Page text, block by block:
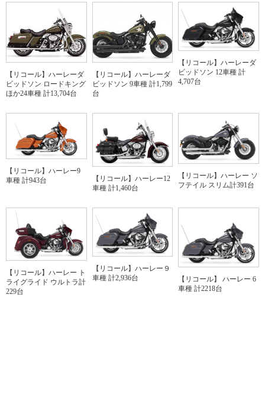
【リコール】ハーレーダ
ビッドソン ロードキング
ほか24車種 計13,704台
【リコール】ハーレーダ
ビッドソン 9車種 計1,799
台
【リコール】ハーレーダ
ビッドソン 12車種 計
4,707台
【リコール】ハーレー9
車種 計943台
【リコール】ハーレー12
車種 計1,460台
【リコール】ハーレー ソ
フテイル スリム計391台
【リコール】ハーレー ト
ライグライド ウルトラ計
229台
【リコール】ハーレー９
車種 計2,936台
【リコール】 ハーレー 6
車種 計2218台